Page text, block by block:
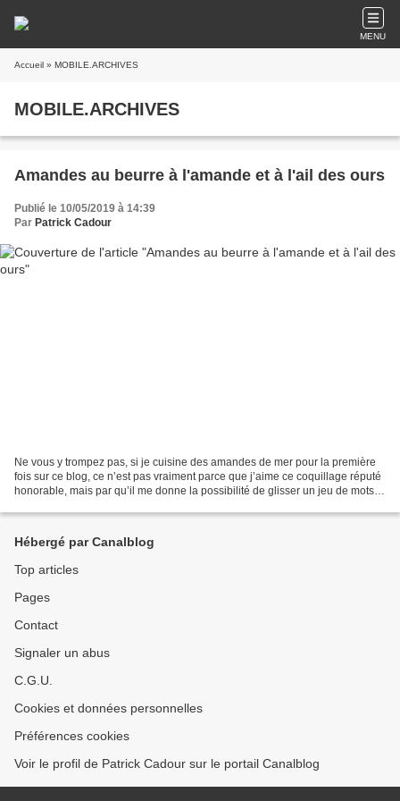
MENU
Accueil » MOBILE.ARCHIVES
MOBILE.ARCHIVES
Amandes au beurre à l'amande et à l'ail des ours
Publié le 10/05/2019 à 14:39
Par Patrick Cadour
Ne vous y trompez pas, si je cuisine des amandes de mer pour la première
fois sur ce blog, ce n’est pas vraiment parce que j’aime ce coquillage réputé
honorable, mais par qu’il me donne la possibilité de glisser un jeu de mots
Hébergé par Canalblog
Top articles
Pages
Contact
Signaler un abus
C.G.U.
Cookies et données personnelles
Préférences cookies
Voir le profil de Patrick Cadour sur le portail Canalblog